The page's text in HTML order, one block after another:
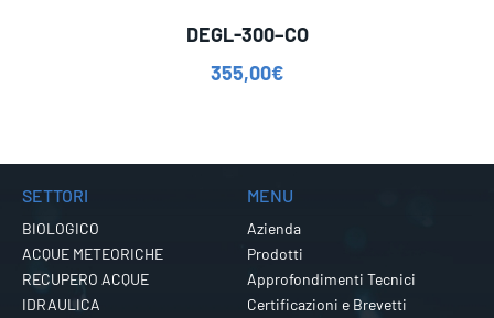
DEGL-300–CO
355,00€
SETTORI
BIOLOGICO
ACQUE METEORICHE
RECUPERO ACQUE
IDRAULICA
MENU
Azienda
Prodotti
Approfondimenti Tecnici
Certificazioni e Brevetti